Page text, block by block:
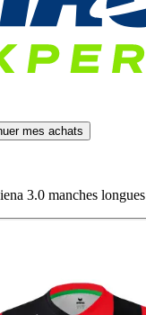
mes achats
3.0 manches longues